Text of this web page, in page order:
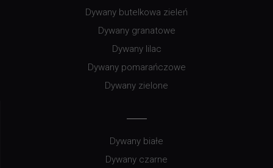
Dywany butelkowa zieleń
Dywany granatowe
Dywany lilac
Dywany pomarańczowe
Dywany zielone
Dywany białe
Dywany czarne